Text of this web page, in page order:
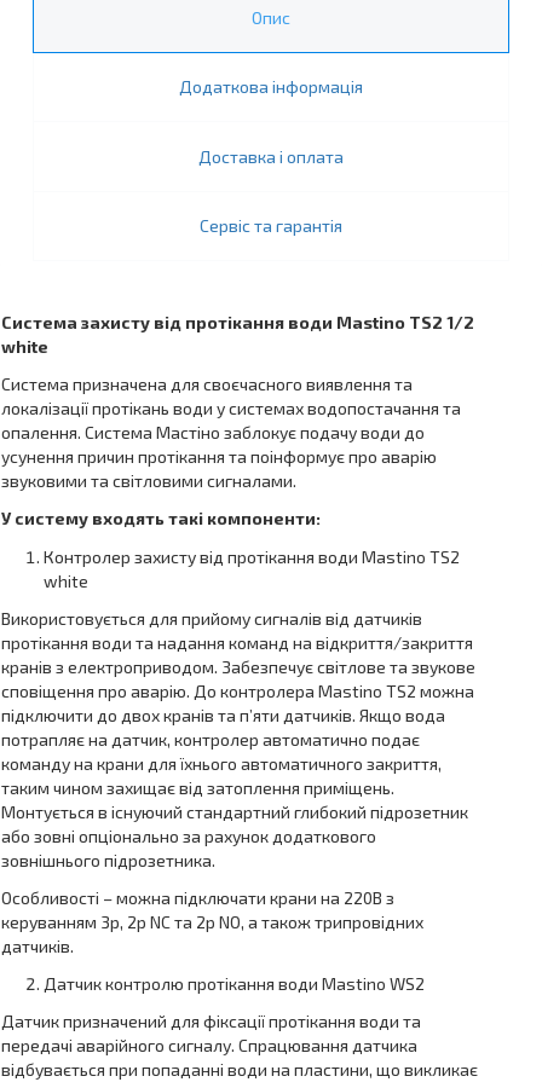
Опис
Додаткова інформація
Доставка і оплата
Сервіс та гарантія
Система захисту від протікання води Mastino TS2 1/2
white
Система призначена для своєчасного виявлення та
локалізації протікань води у системах водопостачання та
опалення. Система Мастіно заблокує подачу води до
усунення причин протікання та поінформує про аварію
звуковими та світловими сигналами.
У систему входять такі компоненти:
Контролер захисту від протікання води Mastino TS2
white
Використовується для прийому сигналів від датчиків
протікання води та надання команд на відкриття/закриття
кранів з електроприводом. Забезпечує світлове та звукове
сповіщення про аварію. До контролера Mastino TS2 можна
підключити до двох кранів та п’яти датчиків. Якщо вода
потрапляє на датчик, контролер автоматично подає
команду на крани для їхнього автоматичного закриття,
таким чином захищає від затоплення приміщень.
Монтується в існуючий стандартний глибокий підрозетник
або зовні опціонально за рахунок додаткового
зовнішнього підрозетника.
Особливості – можна підключати крани на 220В з
керуванням 3р, 2р NC та 2р NO, а також трипровідних
датчиків.
Датчик контролю протікання води Mastino WS2
Датчик призначений для фіксації протікання води та
передачі аварійного сигналу. Спрацювання датчика
відбувається при попаданні води на пластини, що викликає